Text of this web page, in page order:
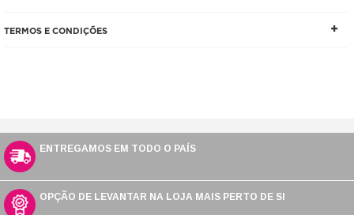
TERMOS E CONDIÇÕES
ENTREGAMOS EM TODO O PAÍS
OPÇÃO DE LEVANTAR NA LOJA MAIS PERTO DE SI